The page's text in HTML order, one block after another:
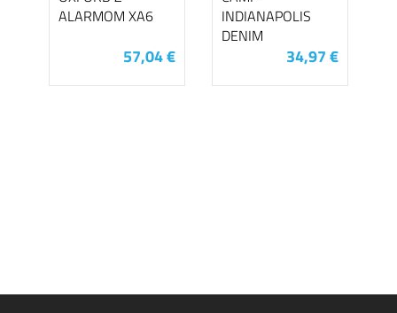
ALARMOM XA6
57,04 €
INDIANAPOLIS
DENIM
34,97 €